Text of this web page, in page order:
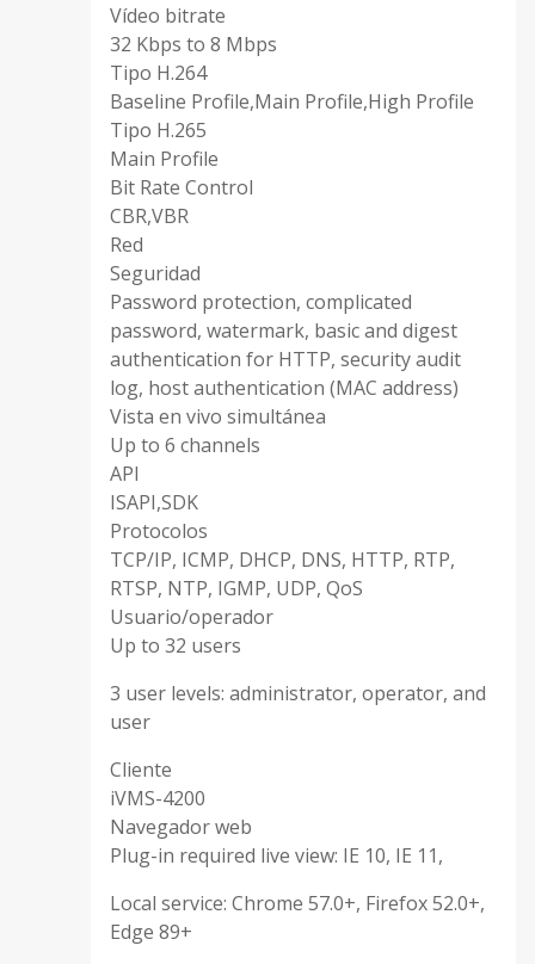
Vídeo bitrate
32 Kbps to 8 Mbps
Tipo H.264
Baseline Profile,Main Profile,High Profile
Tipo H.265
Main Profile
Bit Rate Control
CBR,VBR
Red
Seguridad
Password protection, complicated
password, watermark, basic and digest
authentication for HTTP, security audit
log, host authentication (MAC address)
Vista en vivo simultánea
Up to 6 channels
API
ISAPI,SDK
Protocolos
TCP/IP, ICMP, DHCP, DNS, HTTP, RTP,
RTSP, NTP, IGMP, UDP, QoS
Usuario/operador
Up to 32 users
3 user levels: administrator, operator, and
user
Cliente
iVMS-4200
Navegador web
Plug-in required live view: IE 10, IE 11,
Local service: Chrome 57.0+, Firefox 52.0+,
Edge 89+